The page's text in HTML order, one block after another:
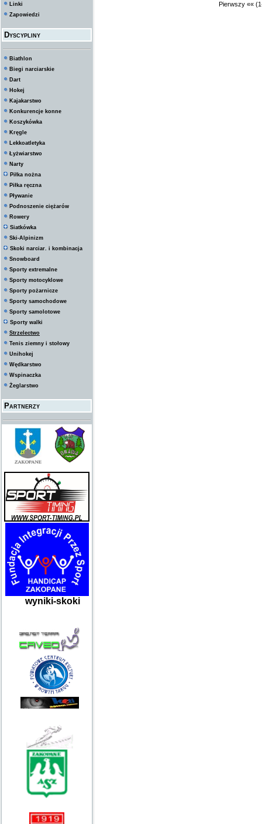
Linki
Zapowiedzi
Dyscypliny
Biathlon
Biegi narciarskie
Dart
Hokej
Kajakarstwo
Konkurencje konne
Koszykówka
Kręgle
Lekkoatletyka
Łyżwiarstwo
Narty
Piłka nożna
Piłka ręczna
Pływanie
Podnoszenie ciężarów
Rowery
Siatkówka
Ski-Alpinizm
Skoki narciar. i kombinacja
Snowboard
Sporty extremalne
Sporty motocyklowe
Sporty pożarnicze
Sporty samochodowe
Sporty samolotowe
Sporty walki
Strzelectwo
Tenis ziemny i stołowy
Unihokej
Wędkarstwo
Wspinaczka
Żeglarstwo
Partnerzy
wyniki-skoki
Pierwszy ««